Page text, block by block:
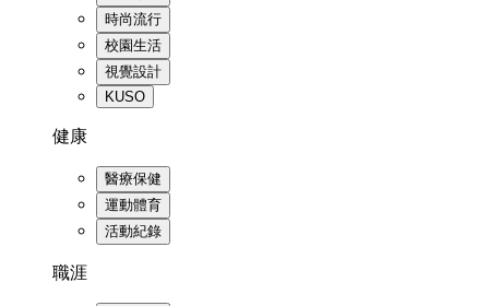
時尚流行
校園生活
視覺設計
KUSO
健康
醫療保健
運動體育
活動紀錄
職涯